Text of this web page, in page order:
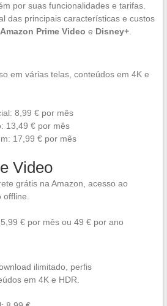
por suas funcionalidades e tarifas.
das principais características e custos
Amazon Prime Video e Disney+.
em várias telas, conteúdos em 4K e
8,99 € por mês
13,49 € por mês
17,99 € por mês
Video
grátis na Amazon, acesso ao
offline.
€ por mês ou 49 € por ano
ilimitado, perfis
em 4K e HDR.